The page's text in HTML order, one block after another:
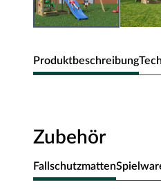
Produktbeschreibung
All-Inklusive Spielturm
Inkl. Kletterwand und
Zubehör
Fallschutzmatten